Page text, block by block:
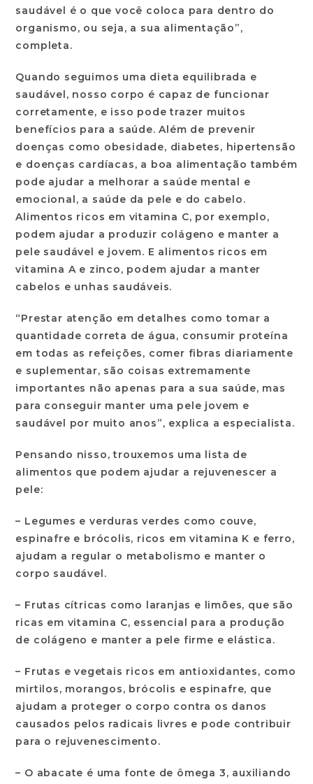
saudável é o que você coloca para dentro do
organismo, ou seja, a sua alimentação”,
completa.
Quando seguimos uma dieta equilibrada e
saudável, nosso corpo é capaz de funcionar
corretamente, e isso pode trazer muitos
benefícios para a saúde. Além de prevenir
doenças como obesidade, diabetes, hipertensão
e doenças cardíacas, a boa alimentação também
pode ajudar a melhorar a saúde mental e
emocional, a saúde da pele e do cabelo.
Alimentos ricos em vitamina C, por exemplo,
podem ajudar a produzir colágeno e manter a
pele saudável e jovem. E alimentos ricos em
vitamina A e zinco, podem ajudar a manter
cabelos e unhas saudáveis.
“Prestar atenção em detalhes como tomar a
quantidade correta de água, consumir proteína
em todas as refeições, comer fibras diariamente
e suplementar, são coisas extremamente
importantes não apenas para a sua saúde, mas
para conseguir manter uma pele jovem e
saudável por muito anos”, explica a especialista.
Pensando nisso, trouxemos uma lista de
alimentos que podem ajudar a rejuvenescer a
pele:
– Legumes e verduras verdes como couve,
espinafre e brócolis, ricos em vitamina K e ferro,
ajudam a regular o metabolismo e manter o
corpo saudável.
– Frutas cítricas como laranjas e limões, que são
ricas em vitamina C, essencial para a produção
de colágeno e manter a pele firme e elástica.
– Frutas e vegetais ricos em antioxidantes, como
mirtilos, morangos, brócolis e espinafre, que
ajudam a proteger o corpo contra os danos
causados pelos radicais livres e pode contribuir
para o rejuvenescimento.
– O abacate é uma fonte de ômega 3, auxiliando